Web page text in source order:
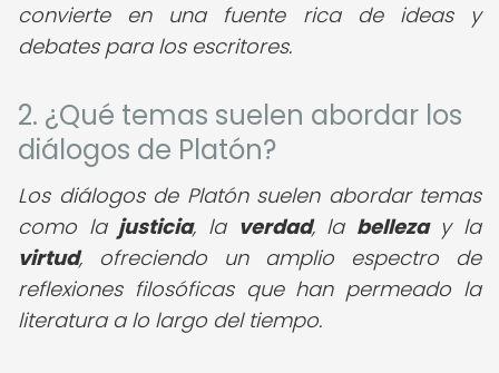
convierte en una fuente rica de ideas y
debates para los escritores.
2. ¿Qué temas suelen abordar los
diálogos de Platón?
Los diálogos de Platón suelen abordar temas
como la justicia, la verdad, la bellezay la
virtud, ofreciendo un amplio espectro de
reflexiones filosóficas que han permeado la
literatura a lo largo del tiempo.